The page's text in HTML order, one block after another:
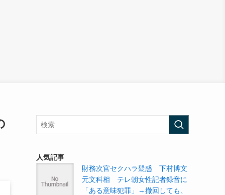
人気記事
財務次官セクハラ疑惑 下村博文
元文科相 テレ朝女性記者録音に
「ある意味犯罪」→撤回しても、